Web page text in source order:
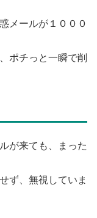
メールが１０００
ポチっと一瞬で削
が来ても、まった
ず、無視していま